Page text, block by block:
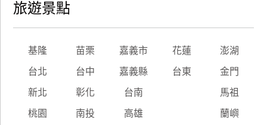
旅遊景點
基隆 苗栗 嘉義市 花蓮 澎湖
台北 台中 嘉義縣 台東 金門
新北 彰化 台南 馬祖
桃園 南投 高雄 蘭嶼